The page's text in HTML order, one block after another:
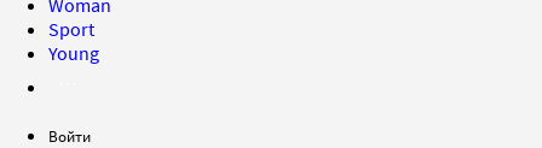
Woman
Sport
Young
Войти